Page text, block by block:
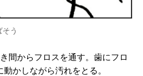
う
間からフロスを通す。歯にフロ
かしながら汚れをとる。